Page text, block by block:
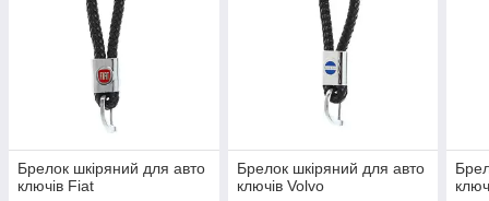
Брелок шкіряний для авто
ключів Fiat
Брелок шкіряний для авто
ключів Volvo